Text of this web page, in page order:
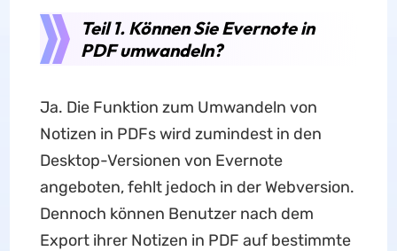
Teil 1. Können Sie Evernote in
PDF umwandeln?
Ja. Die Funktion zum Umwandeln von
Notizen in PDFs wird zumindest in den
Desktop-Versionen von Evernote
angeboten, fehlt jedoch in der Webversion.
Dennoch können Benutzer nach dem
Export ihrer Notizen in PDF auf bestimmte